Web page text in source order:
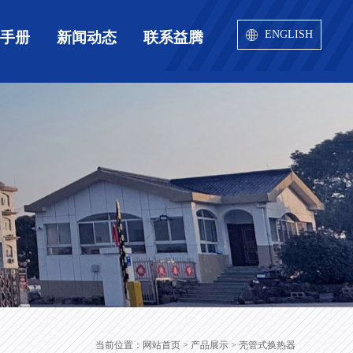
册 新闻动态 联系益腾 ENGLISH
当前位置： 网站首页 > 产品展示 > 壳管式换热器